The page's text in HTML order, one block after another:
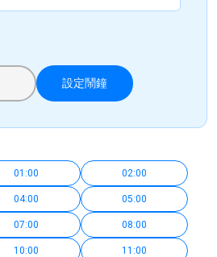
設定鬧鐘
01:00 02:00
04:00 05:00
07:00 08:00
10:00 11:00